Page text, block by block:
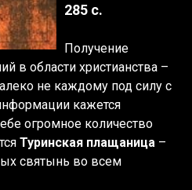
285 с.
Получение
в области христианства –
не каждому под силу с
кажется
огромное количество
Туринская плащаница –
святынь во всем